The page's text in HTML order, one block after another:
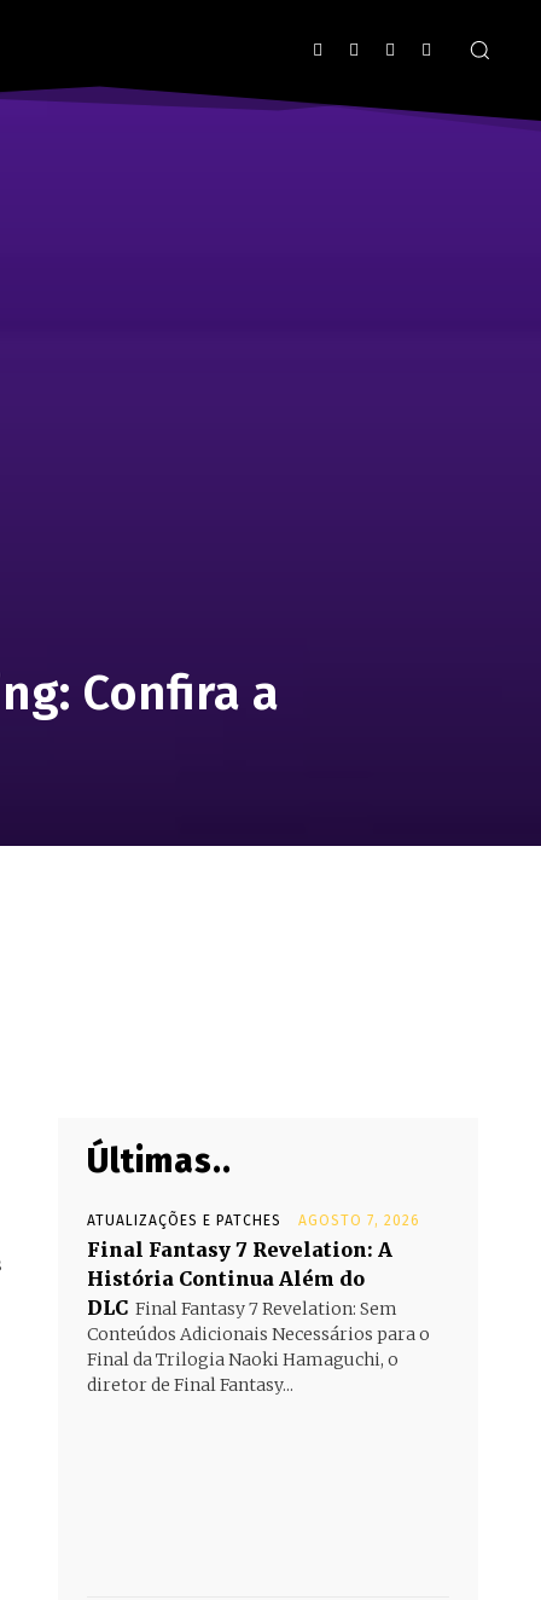
Confira a
Últimas..
ATUALIZAÇÕES E PATCHES AGOSTO 7, 2026
Final Fantasy 7 Revelation: A
História Continua Além do
DLC Final Fantasy 7 Revelation: Sem
Conteúdos Adicionais Necessários para o
Final da Trilogia Naoki Hamaguchi, o
diretor de Final Fantasy...